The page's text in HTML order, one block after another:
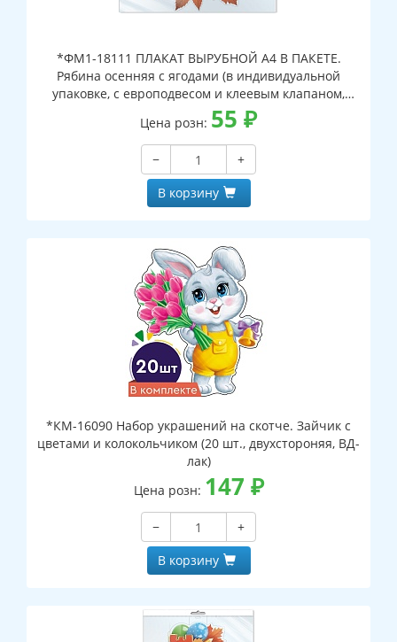
*ФМ1-18111 ПЛАКАТ ВЫРУБНОЙ А4 В ПАКЕТЕ.
Рябина осенняя с ягодами (в индивидуальной
упаковке, с европодвесом и клеевым клапаном,
двухсторонний, ВД-лак)
Цена розн: 55 ₽
−
+
В корзину
*КМ-16090 Набор украшений на скотче. Зайчик с
цветами и колокольчиком (20 шт., двухстороняя, ВД-
лак)
Цена розн: 147 ₽
−
+
В корзину